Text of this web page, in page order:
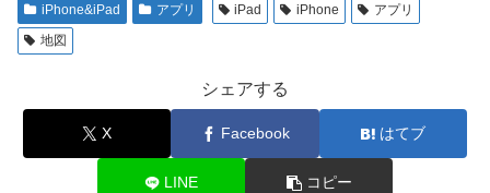
iPhone&iPad アプリ iPad iPhone
アプリ
地図
シェアする
X Facebook はてブ
LINE コピー